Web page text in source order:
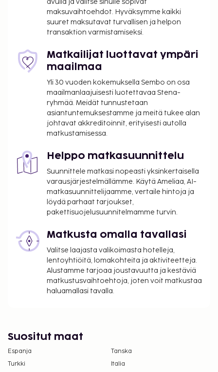
eivät voi ylittää 1000 EUR:n suuruista summaa
tässä majoituspaikassa. Saat lisätietoja asiasta
ottamalla yhteyttä majoituspaikkaan
Kaikki maksut voidaan maksaa käteisettömillä
maksutavoilla.
Lue lisää Best Westernin tietosuojakäytännöstä
sivullawww.bestwestern.com/privacy.
avulla ja valitse sinulle sopivat
maksuvaihtoehdot. Hyväksymme kaikki
suuret maksutavat turvallisen ja helpon
transaktion varmistamiseksi.
Matkailijat luottavat ympäri
maailmaa
Yli 30 vuoden kokemuksella Sembo on osa
maailmanlaajuisesti luotettavaa Stena-
ryhmää. Meidät tunnustetaan
asiantuntemuksestamme ja meitä tukee alan
johtavat akkreditoinnit, erityisesti autolla
matkustamisessa.
Helppo matkasuunnittelu
Suunnittele matkasi nopeasti yksinkertaisella
varausjärjestelmällämme. Käytä Ameliaa, AI-
matkasuunnittelijaamme, vertaile hintoja ja
löydä parhaat tarjoukset,
pakettisuojelusuunnitelmamme turvin.
Matkusta omalla tavallasi
Valitse laajasta valikoimasta hotelleja,
lentoyhtiöitä, lomakohteita ja aktiviteetteja.
Alustamme tarjoaa joustavuutta ja kestäviä
matkustusvaihtoehtoja, joten voit matkustaa
haluamallasi tavalla.
Suositut maat
Espanja
Tanska
Turkki
Italia